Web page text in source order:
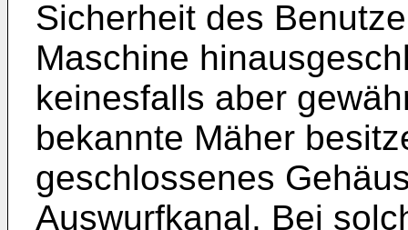
Sicherheit des
Maschine
keinesfalls aber
bekannte Mäher
geschlossenes
Auswurfkanal. Bei